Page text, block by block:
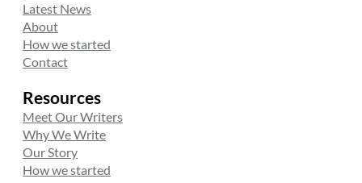
Latest News
About
How we started
Contact
Resources
Meet Our Writers
Why We Write
Our Story
How we started